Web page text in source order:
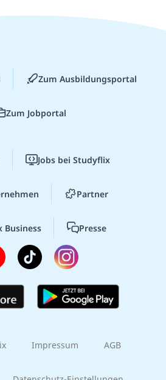
Zum Ausbildungsportal
Zum Jobportal
Jobs bei Studyflix
Partner
Business Presse
Impressum AGB